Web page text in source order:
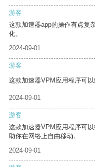
游客
这款加速器app的操作有点复
化。
2024-09-01
游客
这款加速器VPM应用程序可
2024-09-01
游客
这款加速器VPM应用程序可
助你在网络上自由移动。
2024-09-01